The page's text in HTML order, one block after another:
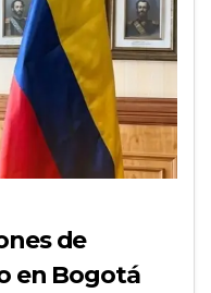
de
en Bogotá